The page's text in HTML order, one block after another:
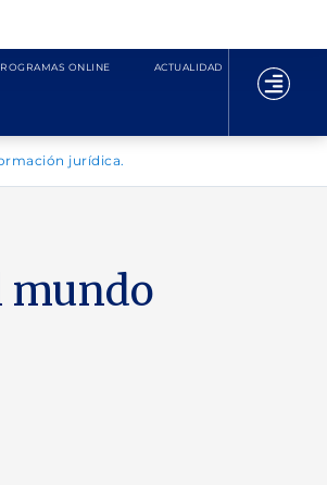
ONLINE ACTUALIDAD
jurídica.
mundo